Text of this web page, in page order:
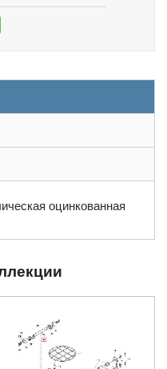
оцинкованная